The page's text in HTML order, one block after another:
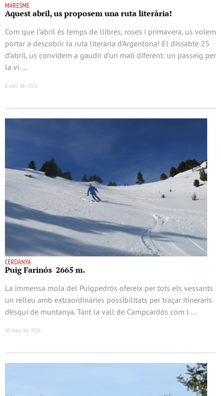
MARESME
Aquest abril, us proposem una ruta literària!
Com que l’abril és temps de llibres, roses i primavera, us volem
portar a descobrir la ruta literària d’Argentona! El dissabte 25
d’abril, us convidem a gaudir d’un matí diferent: un passeig per
la vi …
8 abril del 2026
CERDANYA
Puig Farinós 2665 m.
La immensa mola del Puigpedrós ofereix per tots els vessants
un relleu amb extraordinàries possibilitats per traçar itineraris
d’esquí de muntanya. Tant la vall de Campcardós com l …
30 març del 2026